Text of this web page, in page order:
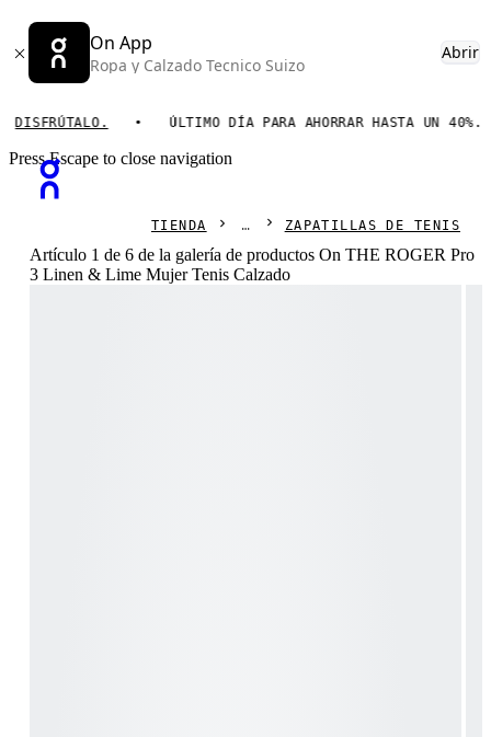
On App
Ropa y Calzado Tecnico Suizo
Abrir
ÚLTIMO DÍA PARA AHORRAR HASTA UN 40%.
Press Escape to close navigation
TIENDA ZAPATILLAS DE TENIS
Artículo 1 de 6 de la galería de productos On THE ROGER Pro
3 Linen & Lime Mujer Tenis Calzado